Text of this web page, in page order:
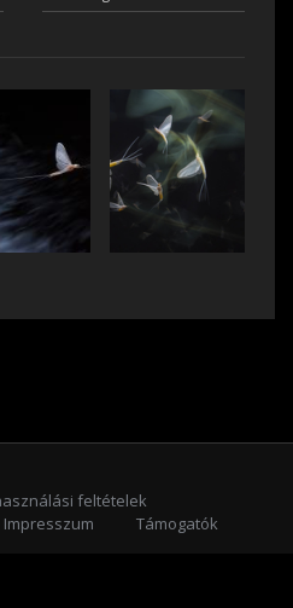
feltételek
Impresszum
Támogatók